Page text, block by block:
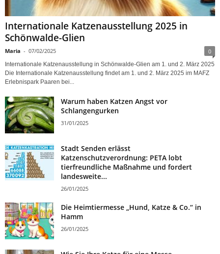
Internationale Katzenausstellung 2025 in
Schönwalde-Glien
Maria - 07/02/2025 0
Internationale Katzenausstellung in Schönwalde-Glien am 1. und 2. März 2025
Die Internationale Katzenausstellung findet am 1. und 2. März 2025 im MAFZ
Erlebnispark Paaren bei...
Warum haben Katzen Angst vor
Schlangengurken
31/01/2025
Stadt Senden erlässt
Katzenschutzverordnung: PETA lobt
tierfreundliche Maßnahme und fordert
landesweite...
26/01/2025
Die Heimtiermesse „Hund, Katze & Co.“ in
Hamm
26/01/2025